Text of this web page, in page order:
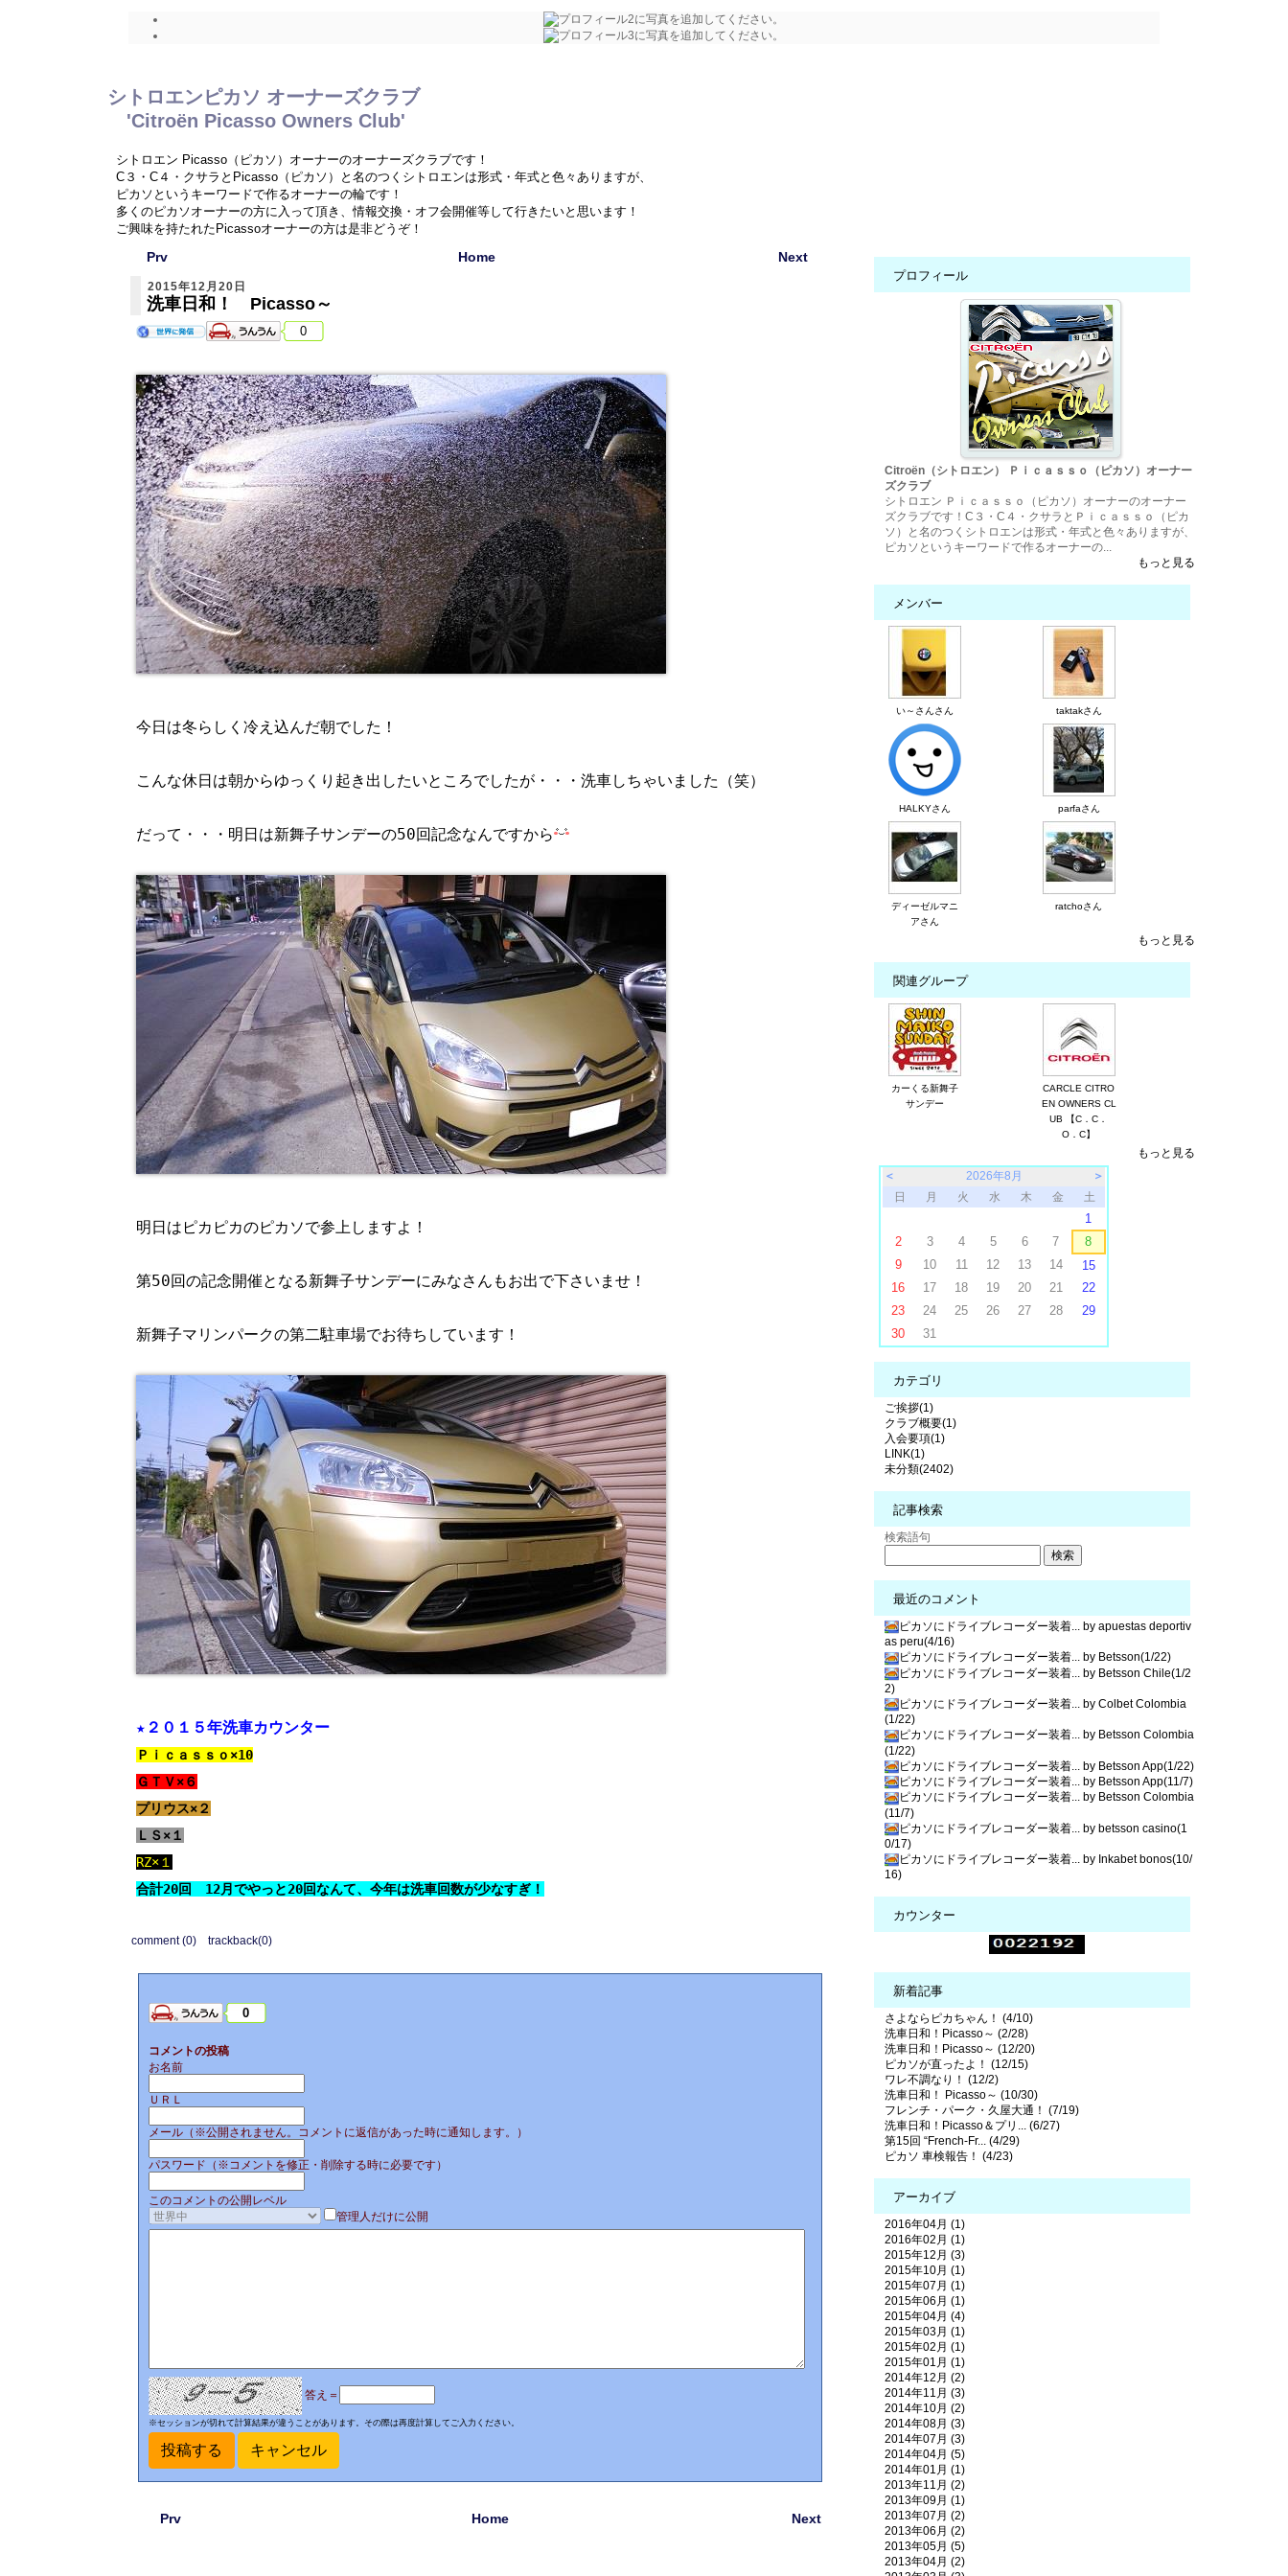
シトロエンピカソ オーナーズクラブ
'Citroën Picasso Owners Club'
シトロエン Picasso（ピカソ）オーナーのオーナーズクラブです！
C３・C４・クサラとPicasso（ピカソ）と名のつくシトロエンは形式・年式と色々ありますが、
ピカソというキーワードで作るオーナーの輪です！
多くのピカソオーナーの方に入って頂き、情報交換・オフ会開催等して行きたいと思います！
ご興味を持たれたPicassoオーナーの方は是非どうぞ！
Next
Prv Home
2015年12月20日
洗車日和！ Picasso～
0
今日は冬らしく冷え込んだ朝でした！
こんな休日は朝からゆっくり起き出したいところでしたが・・・洗車しちゃいました（笑）
だって・・・明日は新舞子サンデーの50回記念なんですから
明日はピカピカのピカソで参上しますよ！
第50回の記念開催となる新舞子サンデーにみなさんもお出で下さいませ！
新舞子マリンパークの第二駐車場でお待ちしています！
★２０１５年洗車カウンター
Ｐｉｃａｓｓｏ×10
ＧＴＶ×６
プリウス×２
ＬＳ×１
RZ×１
合計20回 12月でやっと20回なんて、今年は洗車回数が少なすぎ！
comment (0) trackback(0)
0
コメントの投稿
お名前
ＵＲＬ
メール（※公開されません。コメントに返信があった時に通知します。）
パスワード（※コメントを修正・削除する時に必要です）
このコメントの公開レベル
管理人だけに公開
答え＝
※セッションが切れて計算結果が違うことがあります。その際は再度計算してご入力ください。
Prv Next
Home
プロフィール
Citroën（シトロエン） Ｐｉｃａｓｓｏ（ピカソ）オーナー
ズクラブ
シトロエン Ｐｉｃａｓｓｏ（ピカソ）オーナーのオーナー
ズクラブです！C３・C４・クサラとＰｉｃａｓｓｏ（ピカ
ソ）と名のつくシトロエンは形式・年式と色々ありますが、
ピカソというキーワードで作るオーナーの...
もっと見る
メンバー
い～さんさん taktakさん
HALKYさん parfaさん
ディーゼルマニ
アさん
ratchoさん
もっと見る
関連グループ
カーくる新舞子
サンデー
CARCLE CITRO
EN OWNERS CL
UB 【C．C．
O．C】
もっと見る
＜
2026年8月
＞
日
月 火 水 木 金 土
1
2
3 4 5 6 7
8
9
10 11 12 13 14
15
16
17 18 19 20 21
22
23
24 25 26 27 28
29
30
31
カテゴリ
ご挨拶(1)
クラブ概要(1)
入会要項(1)
LINK(1)
未分類(2402)
記事検索
検索語句
最近のコメント
ピカソにドライブレコーダー装着... by apuestas deportiv
as peru(4/16)
ピカソにドライブレコーダー装着... by Betsson(1/22)
ピカソにドライブレコーダー装着... by Betsson Chile(1/2
2)
ピカソにドライブレコーダー装着... by Colbet Colombia
(1/22)
ピカソにドライブレコーダー装着... by Betsson Colombia
(1/22)
ピカソにドライブレコーダー装着... by Betsson App(1/22)
ピカソにドライブレコーダー装着... by Betsson App(11/7)
ピカソにドライブレコーダー装着... by Betsson Colombia
(11/7)
ピカソにドライブレコーダー装着... by betsson casino(1
0/17)
ピカソにドライブレコーダー装着... by Inkabet bonos(10/
16)
カウンター
新着記事
さよならピカちゃん！ (4/10)
洗車日和！Picasso～ (2/28)
洗車日和！Picasso～ (12/20)
ピカソが直ったよ！ (12/15)
ワレ不調なり！ (12/2)
洗車日和！ Picasso～ (10/30)
フレンチ・パーク・久屋大通！ (7/19)
洗車日和！Picasso＆プリ... (6/27)
第15回 “French-Fr... (4/29)
ピカソ 車検報告！ (4/23)
アーカイブ
2016年04月 (1)
2016年02月 (1)
2015年12月 (3)
2015年10月 (1)
2015年07月 (1)
2015年06月 (1)
2015年04月 (4)
2015年03月 (1)
2015年02月 (1)
2015年01月 (1)
2014年12月 (2)
2014年11月 (3)
2014年10月 (2)
2014年08月 (3)
2014年07月 (3)
2014年04月 (5)
2014年01月 (1)
2013年11月 (2)
2013年09月 (1)
2013年07月 (2)
2013年06月 (2)
2013年05月 (5)
2013年04月 (2)